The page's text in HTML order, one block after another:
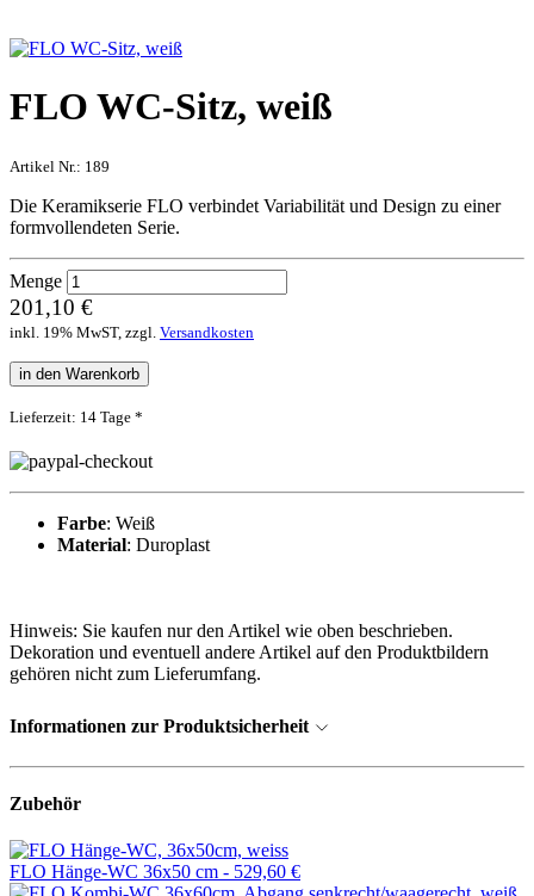
FLO WC-Sitz, weiß
Artikel Nr.: 189
Die Keramikserie FLO verbindet Variabilität und Design zu einer
formvollendeten Serie.
Menge
201,10 €
inkl. 19% MwST, zzgl. Versandkosten
in den Warenkorb
Lieferzeit: 14 Tage *
Farbe: Weiß
Material: Duroplast
Hinweis: Sie kaufen nur den Artikel wie oben beschrieben.
Dekoration und eventuell andere Artikel auf den Produktbildern
gehören nicht zum Lieferumfang.
Informationen zur Produktsicherheit
Zubehör
FLO Hänge-WC 36x50 cm - 529,60 €